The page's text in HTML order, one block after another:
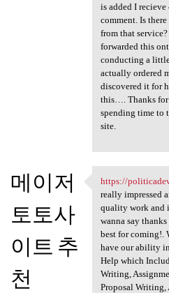
is added I
comment. Is
from that
forwarded this
conducting a
actually ordered
discovered it for
this…. Thanks for
spending time to
site.
메이저
토토사
이트 추
천
https://
https://
really impressed
quality work and
wanna say
best for coming!.
have our ability
Help which
Writing,
Proposal Writing,